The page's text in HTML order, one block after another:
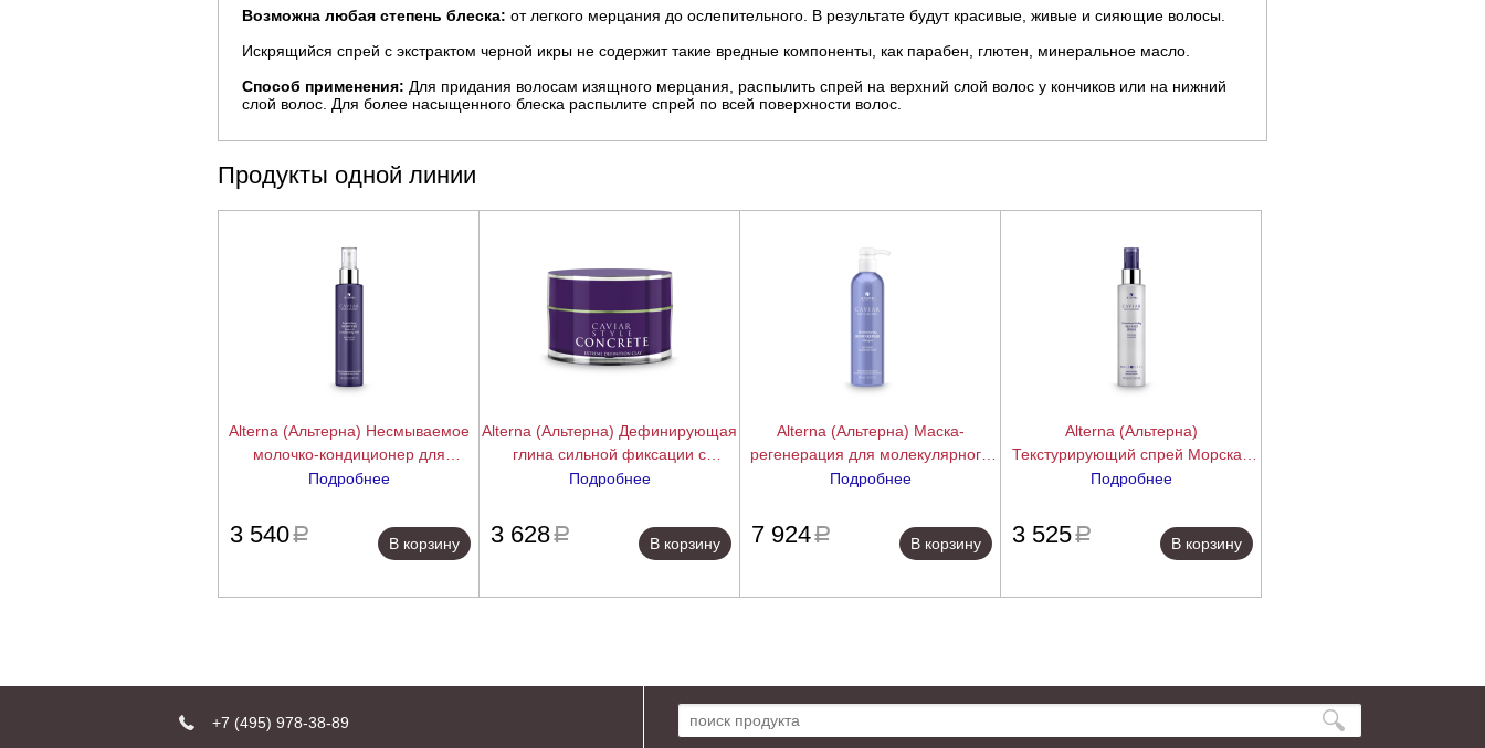
Возможна любая степень блеска: от легкого мерцания до ослепительного. В результате будут красивые, живые и сияющие волосы.
Искрящийся спрей с экстрактом черной икры не содержит такие вредные компоненты, как парабен, глютен, минеральное масло.
Способ применения: Для придания волосам изящного мерцания, распылить спрей на верхний слой волос у кончиков или на нижний
слой волос. Для более насыщенного блеска распылите спрей по всей поверхности волос.
Продукты одной линии
Alterna (Альтерна) Несмываемое
молочко-кондиционер для
интенсивной биоревитализации
Leave-in Conditioning Milk, 147 мл
Подробнее
3 540a
В корзину
Alterna (Альтерна) Дефинирующая
глина сильной фиксации с
антивозрастным уходом Caviar
Concrete Clay, 52 гр
Подробнее
3 628a
В корзину
Alterna (Альтерна) Маска-
регенерация для молекулярного
восстановления структуры волос
Bond Repair Masque (Backbar), 487
Подробнее
7 924a
В корзину
Alterna (Альтерна)
Текстурирующий спрей Морская
соль с антивозрастным уходом
Styling Sea Salt Spray, 147 мл
Подробнее
3 525a
В корзину
+7 (495) 978-38-89 Поиск по сайту: